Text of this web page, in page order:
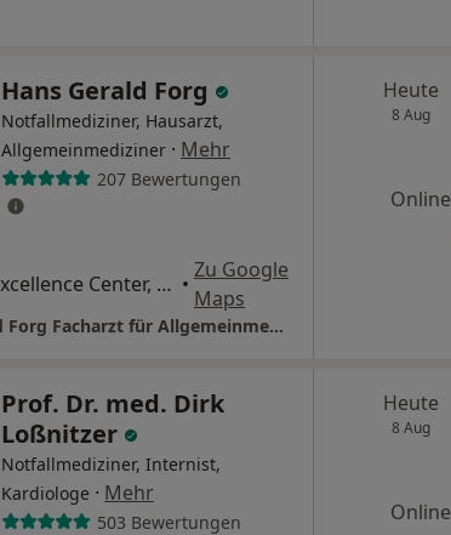
Hans Gerald Forg
Notfallmediziner, Hausarzt,
Allgemeinmediziner · Mehr
207 Bewertungen
Helix II Medical Excellence Center, Haifa-Allee 14, Mainz •
Zu Google
Maps
Praxis Hans Gerald Forg Facharzt für Allgemeinmedizin
Heute
8 Aug
Prof. Dr. med. Dirk
Loßnitzer
Notfallmediziner, Internist,
Kardiologe · Mehr
503 Bewertungen
Heute
8 Aug